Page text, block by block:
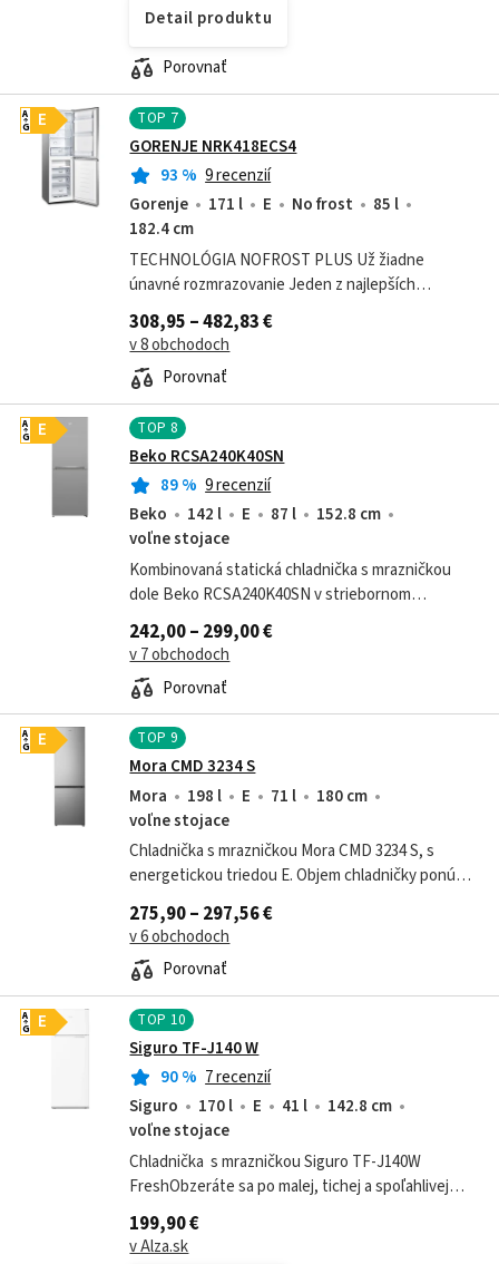
Detail produktu
Porovnať
TOP 7
GORENJE NRK418ECS4
93 % 9 recenzií
E
A
G
Gorenje 171 l E No frost
85 l
182.4 cm
TECHNOLÓGIA NOFROST PLUS Už žiadne
únavné rozmrazovanie Jeden z najlepších
chladiacich systémov na trhu, inštalovaný v
mraziacom priestore, zabraňuje hromadeniu ľadu
a...
308,95 – 482,83 €
v 8 obchodoch
Porovnať
TOP 8
Beko RCSA240K40SN
89% 9 recenzií
E
A
G
Beko 142 l E 87 l
152.8 cm
voľne stojace
Kombinovaná statická chladnička s mrazničkou
dole Beko RCSA240K40SN v striebornom
prevedení disponuje kapacitou 142 litrov v
chladiacej časti a 87 litrov v mraziacej časti. Je...
242,00 – 299,00 €
v 7 obchodoch
Porovnať
TOP 9
Mora CMD 3234 S
E
A
G
Mora 198 l E 71 l
180 cm
voľne stojace
Chladnička s mrazničkou Mora CMD 3234 S, s
energetickou triedou E. Objem chladničky ponúka
198 l a objem mrazničky je 71 l. Ročná spotreba
energie je 210 kWh pri maximálnej...
275,90 – 297,56 €
v 6 obchodoch
Porovnať
TOP 10
Siguro TF-J140 W
90% 7 recenzií
E
A
G
Siguro 170 l E 41 l
142.8 cm
voľne stojace
Chladnička s mrazničkou Siguro TF-J140W
FreshObzeráte sa po malej, tichej a spoľahlivej
chladničke s mrazničkou? V tom prípade by ste
určite mali do svojho výberu zaradiť...
199,90 €
v Alza.sk